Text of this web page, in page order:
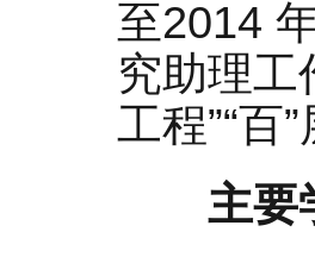
至2014
究助理工
工程”“百
主要